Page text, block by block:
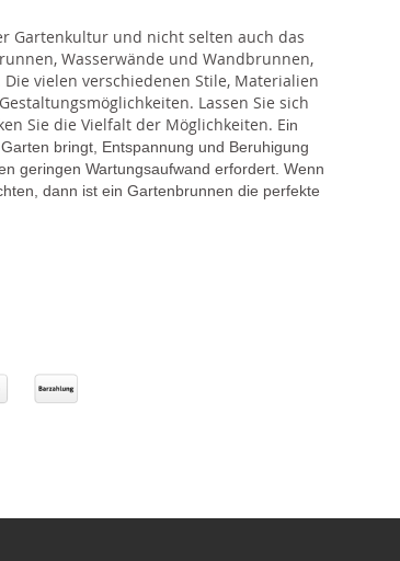
Gartenkultur und nicht selten auch das
Wasserwände und Wandbrunnen,
vielen verschiedenen Stile, Materialien
Lassen Sie sich
Sie die Vielfalt der Möglichkeiten. Ein
bringt, Entspannung und Beruhigung
geringen Wartungsaufwand erfordert. Wenn
dann ist ein Gartenbrunnen die perfekte